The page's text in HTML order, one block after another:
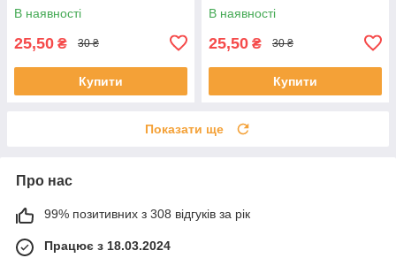
В наявності
25,50 ₴ 30 ₴
Купити
В наявності
25,50 ₴ 30 ₴
Купити
Показати ще
Про нас
99% позитивних з 308 відгуків за рік
Працює з 18.03.2024